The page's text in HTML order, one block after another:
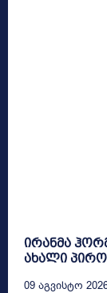
ირანმა
ახალი
09 Აგვისტო